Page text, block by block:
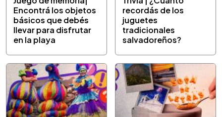
Encontrá los objetos
básicos que debés
llevar para disfrutar
en la playa
recordás de los
juguetes
tradicionales
salvadoreños?